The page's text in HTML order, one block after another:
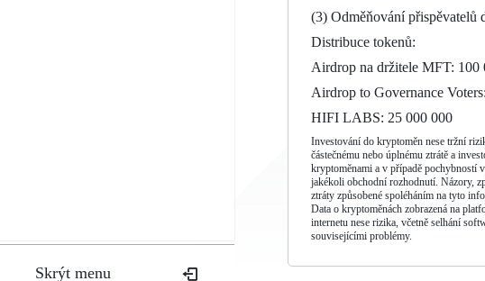
Nechat menu otevřené
Skrýt menu
(3) Odměňování přispěvatelů
Distribuce tokenů:
Airdrop na držitele MFT: 100
Airdrop to Governance
HIFI LABS: 25 000 000
Investování do kryptoměn nese tržní
částečnému nebo úplnému ztrátě a
kryptoměnami a v případě pochybností
jakékoli obchodní rozhodnutí. Názory,
ztráty způsobené spoléháním na tyto
Data o kryptoměnách zobrazená na
internetu nese rizika, včetně selhání
souvisejícími problémy.